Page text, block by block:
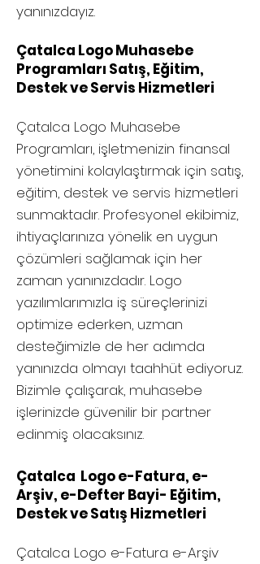
yanınızdayız.
Çatalca Logo Muhasebe
Programları Satış, Eğitim,
Destek ve Servis Hizmetleri
Çatalca Logo Muhasebe
Programları, işletmenizin finansal
yönetimini kolaylaştırmak için satış,
eğitim, destek ve servis hizmetleri
sunmaktadır. Profesyonel ekibimiz,
ihtiyaçlarınıza yönelik en uygun
çözümleri sağlamak için her
zaman yanınızdadır. Logo
yazılımlarımızla iş süreçlerinizi
optimize ederken, uzman
desteğimizle de her adımda
yanınızda olmayı taahhüt ediyoruz.
Bizimle çalışarak, muhasebe
işlerinizde güvenilir bir partner
edinmiş olacaksınız.
Çatalca Logo e-Fatura, e-
Arşiv, e-Defter Bayi- Eğitim,
Destek ve Satış Hizmetleri
Çatalca Logo e-Fatura e-Arşiv